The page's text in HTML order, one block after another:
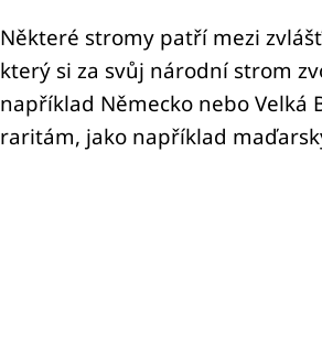
Některé stromy patří mezi
který si za svůj národní strom
například Německo nebo Velká
raritám, jako například